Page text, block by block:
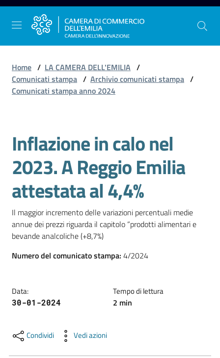
Vai al contenuto
Vai alla navigazione
Vai al footer
Gestire
l'impresa
Promuovere
l'impresa
e
territorio
Tutelare
il
Home / LA CAMERA DELL'EMILIA /
Comunicati stampa / Archivio comunicati stampa /
Comunicati stampa anno 2024
Salta al contenuto
Inflazione in calo nel
2023. A Reggio Emilia
attestata al 4,4%
Il maggior incremento delle variazioni percentuali medie
annue dei prezzi riguarda il capitolo “prodotti alimentari e
bevande analcoliche (+8,7%)
Numero del comunicato stampa: 4/2024
Data:
30-01-2024
Tempo di lettura
2 min
Condividi Vedi azioni